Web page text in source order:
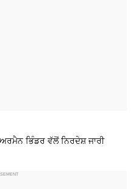
ਭਿੰਡਰ ਵੱਲੋਂ ਨਿਰਦੇਸ਼ ਜਾਰੀ